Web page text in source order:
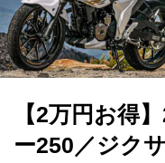
【2万円お得
ー250／ジク